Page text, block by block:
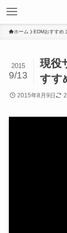
ホーム EDMおすすめ
現役
すす
2015
9/13
2015年8月9日